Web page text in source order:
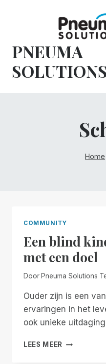
PNEUMA
Home
COMMUNITY
Een blind
met een doel
Door Pneuma Solutions
Ouder zijn is een
ervaringen in het
ook unieke
LEES MEER EEN